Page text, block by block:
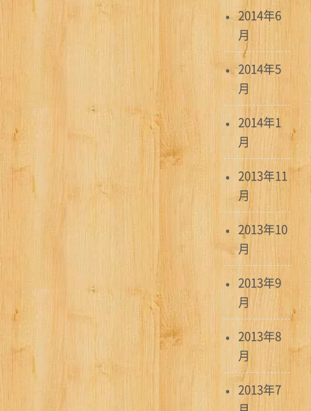
2014年6
月
2014年5
月
2014年1
月
2013年11
月
2013年10
月
2013年9
月
2013年8
月
2013年7